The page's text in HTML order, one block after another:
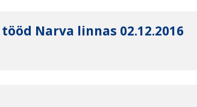
Narva linnas 02.12.2016